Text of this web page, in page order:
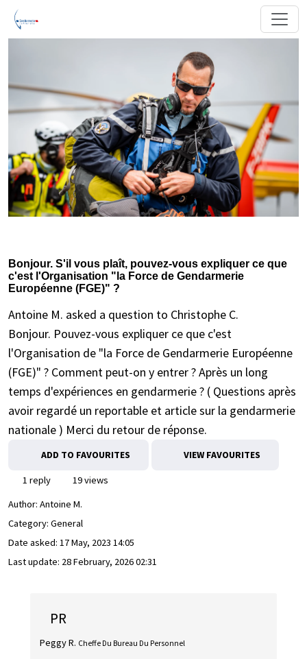
Bonjour. S'il vous plaît, pouvez-vous expliquer ce que
c'est l'Organisation "la Force de Gendarmerie
Européenne (FGE)" ?
Antoine M. asked a question to Christophe C.
Bonjour. Pouvez-vous expliquer ce que c'est
l'Organisation de "la Force de Gendarmerie Européenne
(FGE)" ? Comment peut-on y entrer ? Après un long
temps d'expériences en gendarmerie ? ( Questions après
avoir regardé un reportable et article sur la gendarmerie
nationale ) Merci du retour de réponse.
ADD TO FAVOURITES VIEW FAVOURITES
1 reply
19 views
Author: Antoine M.
Category: General
Date asked: 17 May, 2023 14:05
Last update: 28 February, 2026 02:31
PR
Peggy R. Cheffe Du Bureau Du Personnel